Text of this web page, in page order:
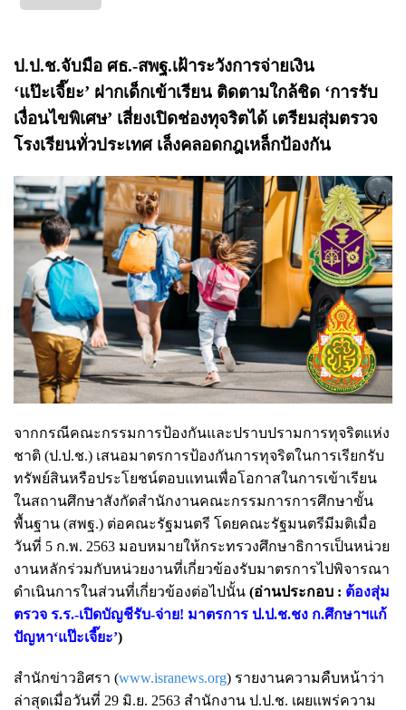
ป.ป.ช.จับมือ ศธ.-สพฐ.เฝ้าระวังการจ่ายเงิน
‘แป๊ะเจี๊ยะ’ ฝากเด็กเข้าเรียน ติดตามใกล้ชิด ‘การรับ
เงื่อนไขพิเศษ’ เสี่ยงเปิดช่องทุจริตได้ เตรียมสุ่มตรวจ
โรงเรียนทั่วประเทศ เล็งคลอดกฎเหล็กป้องกัน
จากกรณีคณะกรรมการป้องกันและปราบปรามการทุจริตแห่ง
ชาติ (ป.ป.ช.) เสนอมาตรการป้องกันการทุจริตในการเรียกรับ
ทรัพย์สินหรือประโยชน์ตอบแทนเพื่อโอกาสในการเข้าเรียน
ในสถานศึกษาสังกัดสำนักงานคณะกรรมการการศึกษาขั้น
พื้นฐาน (สพฐ.) ต่อคณะรัฐมนตรี โดยคณะรัฐมนตรีมีมติเมื่อ
วันที่ 5 ก.พ. 2563 มอบหมายให้กระทรวงศึกษาธิการเป็นหน่วย
งานหลักร่วมกับหน่วยงานที่เกี่ยวข้องรับมาตรการไปพิจารณา
ดำเนินการในส่วนที่เกี่ยวข้องต่อไปนั้น (อ่านประกอบ : ต้องสุ่ม
ตรวจ ร.ร.-เปิดบัญชีรับ-จ่าย! มาตรการ ป.ป.ช.ชง ก.ศึกษาฯแก้
ปัญหา‘แป๊ะเจี๊ยะ’)
สำนักข่าวอิศรา (www.isranews.org) รายงานความคืบหน้าว่า
ล่าสุดเมื่อวันที่ 29 มิ.ย. 2563 สำนักงาน ป.ป.ช. เผยแพร่ความ